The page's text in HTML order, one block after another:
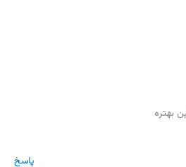
بهتره
پاسخ